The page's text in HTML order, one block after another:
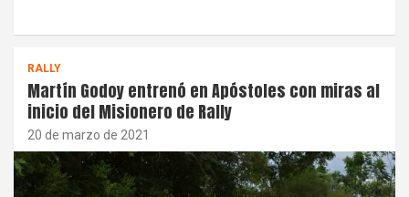
RALLY
Martín Godoy entrenó en Apóstoles con miras al
inicio del Misionero de Rally
20 de marzo de 2021